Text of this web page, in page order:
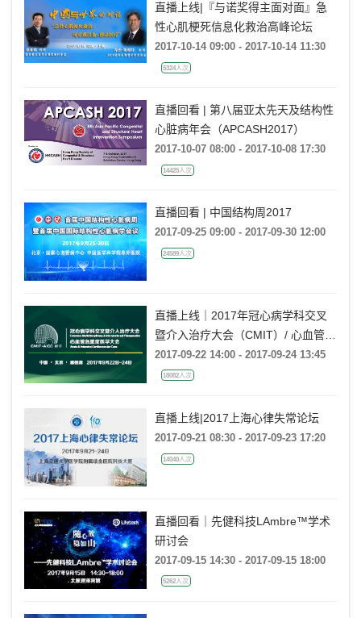
直播上线|『与诺奖得主面对面』急
性心肌梗死信息化救治高峰论坛
2017-10-14 09:00 - 2017-10-14 11:30
5324人次
直播回看 | 第八届亚太先天及结构性
心脏病年会（APCASH2017）
2017-10-07 08:00 - 2017-10-08 17:30
14425人次
直播回看 | 中国结构周2017
2017-09-25 09:00 - 2017-09-30 12:00
24589人次
直播上线｜2017年冠心病学科交叉
暨介入治疗大会（CMIT）/ 心血管急
重症医学大会（AICC）
2017-09-22 14:00 - 2017-09-24 13:45
18082人次
直播上线|2017上海心律失常论坛
2017-09-21 08:30 - 2017-09-23 17:20
14040人次
直播回看｜先健科技LAmbre™学术
研讨会
2017-09-15 14:30 - 2017-09-15 18:00
5262人次